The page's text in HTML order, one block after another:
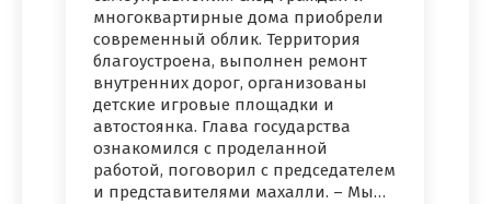
многоквартирные дома приобрели
современный облик. Территория
благоустроена, выполнен ремонт
внутренних дорог, организованы
детские игровые площадки и
автостоянка. Глава государства
ознакомился с проделанной
работой, поговорил с председателем
и представителями махалли. – Мы…